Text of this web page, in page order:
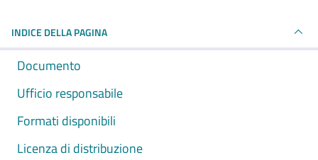
INDICE DELLA PAGINA
Documento
Ufficio responsabile
Formati disponibili
Licenza di distribuzione